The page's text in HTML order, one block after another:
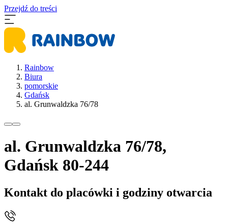
Przejdź do treści
Rainbow
Biura
pomorskie
Gdańsk
al. Grunwaldzka 76/78
al. Grunwaldzka 76/78,
Gdańsk 80-244
Kontakt do placówki i godziny otwarcia